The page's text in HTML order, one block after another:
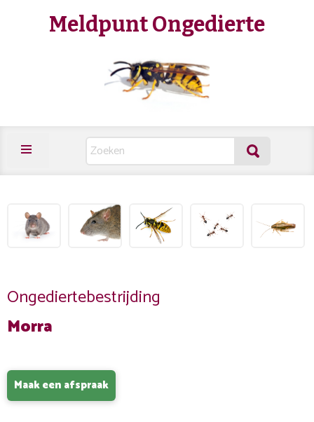
Meldpunt Ongedierte
Ongediertebestrijding
Morra
Maak een afspraak